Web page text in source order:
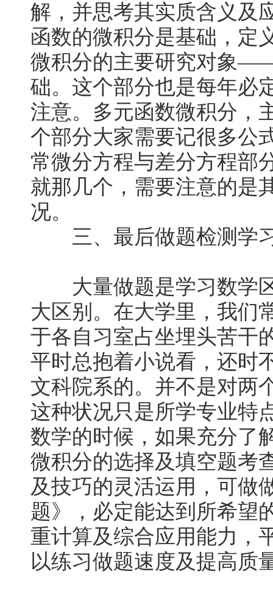
解，并思考其实质含义及
函数的微积分是基础，定
微积分的主要研究对象
础。这个部分也是每年必
注意。多元函数微积分，
个部分大家需要记很多公
常微分方程与差分方程部
就那几个，需要注意的是
况。
三、最后做题检测学
大量做题是学习数学区
大区别。在大学里，我们
于各自习室占坐埋头苦干
平时总抱着小说看，还时
文科院系的。并不是对两
这种状况只是所学专业特
数学的时候，如果充分了
微积分的选择及填空题考
及技巧的灵活运用，可做
题》，必定能达到所希望
重计算及综合应用能力，
以练习做题速度及提高质